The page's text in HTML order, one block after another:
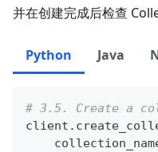
并在创建完成后检查
Python Java
# 3.5. Create a
client .